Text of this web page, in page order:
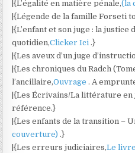
|{L’égalité en matière pénale,(la
|{Légende de la famille Forseti
|{L’enfant et son juge : la justice
quotidien,Clicker Ici.}
|{Les aveux d’un juge
|{Les chroniques du Radch
l’ancillaire,Ouvrage. A
|{Les Écrivains/La littérature en
référence.}
|{Les enfants de la transition –
couverture).}
|{Les erreurs judiciaires,Le